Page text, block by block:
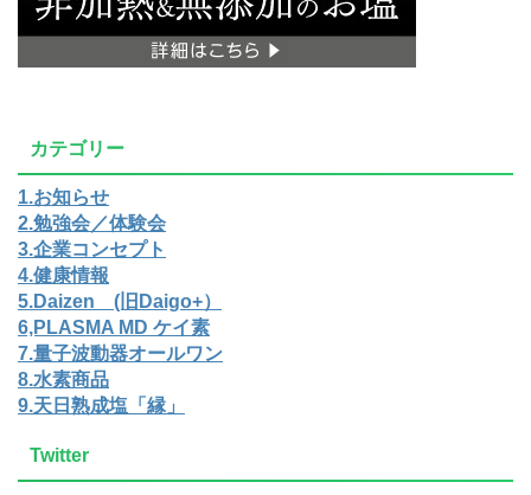
カテゴリー
1.お知らせ
2.勉強会／体験会
3.企業コンセプト
4.健康情報
5.Daizen (旧Daigo+）
6,PLASMA MD ケイ素
7.量子波動器オールワン
8.水素商品
9.天日熟成塩「縁」
Twitter